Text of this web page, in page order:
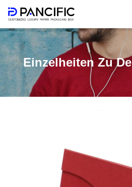
Einzelheiten Zu